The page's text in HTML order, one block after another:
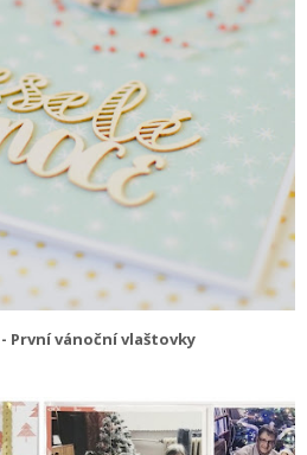
První vánoční vlaštovky